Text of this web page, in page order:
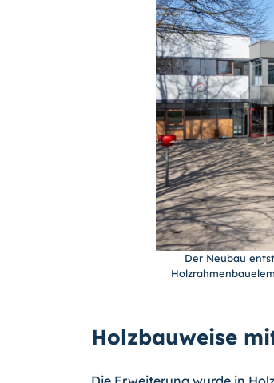
Der Neubau
Holzbauweise